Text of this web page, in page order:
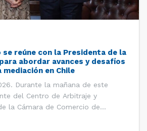
se reúne con la Presidenta de la
abordar avances y desafíos
en Chile
Durante la mañana de este
del Centro de Arbitraje y
la Cámara de Comercio de
Vial; y el gerente general de